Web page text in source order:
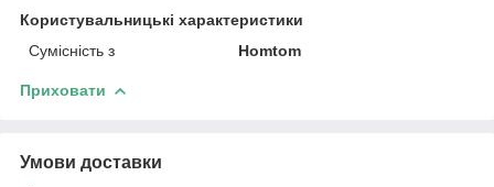
Користувальницькі характеристики
Сумісність з
Homtom
Приховати
Умови доставки